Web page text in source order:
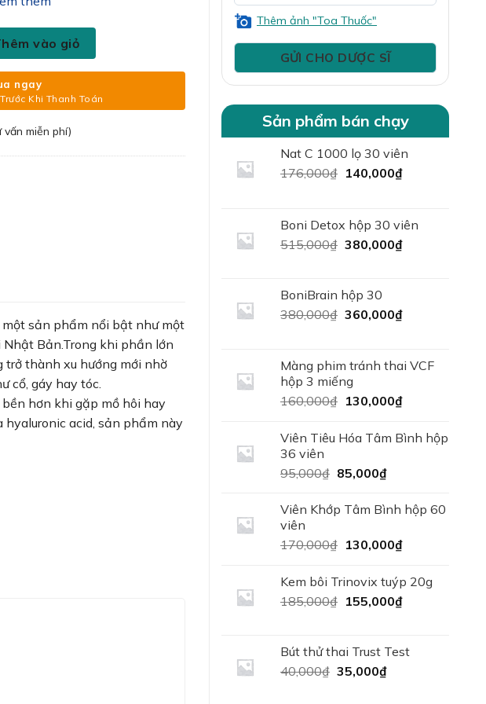
Thêm ảnh "Toa Thuốc"
Sản phẩm bán chạy
Nat C 1000 lọ 30 viên
176,000₫ Giá
176,000₫.
140,000₫Giá
là:
140,000₫.
Boni Detox hộp 30 viên
515,000₫ Giá
515,000₫.
380,000₫Giá
380,000₫.
BoniBrain hộp 30
380,000₫ Giá
380,000₫.
360,000₫Giá
là:
Màng phim tránh thai VCF
hộp 3 miếng
160,000₫ Giá
là:
130,000₫Giá
tại
Viên Tiêu Hóa Tâm Bình hộp
36 viên
95,000₫ Giá
là:
85,000₫Giá
tại
85,000₫.
Viên Khớp Tâm Bình hộp 60
viên
170,000₫ Giá
là:
170,000₫.
130,000₫Giá
tại
là:
130,000₫.
Kem bôi Trinovix tuýp 20g
185,000₫ Giá
185,000₫.
155,000₫Giá
là:
Bút thử thai Trust Test
40,000₫ Giá
35,000₫Giá
UV Sunscreen Skincare Spray NA SPF50+/PA++++ số lượng
vào giỏ
ngay
Khi Thanh Toán
miễn phí)
một sản phẩm nổi bật như một
Nhật Bản.Trong khi phần lớn
trở thành xu hướng mới nhờ
cổ, gáy hay tóc.
hơn khi gặp mồ hôi hay
acid, sản phẩm này